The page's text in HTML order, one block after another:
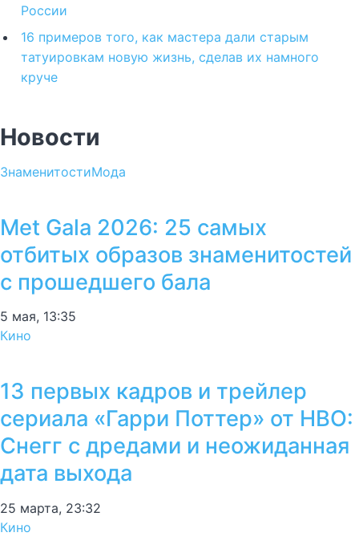
России
16 примеров того, как мастера дали старым
татуировкам новую жизнь, сделав их намного
круче
Новости
ЗнаменитостиМода
Met Gala 2026: 25 самых
отбитых образов знаменитостей
с прошедшего бала
5 мая, 13:35
Кино
13 первых кадров и трейлер
сериала «Гарри Поттер» от HBO:
Снегг с дредами и неожиданная
дата выхода
25 марта, 23:32
Кино